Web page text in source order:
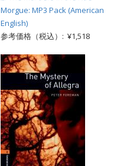
Morgue: MP3 Pack (American
English)
参考価格（税込）: ¥1,518